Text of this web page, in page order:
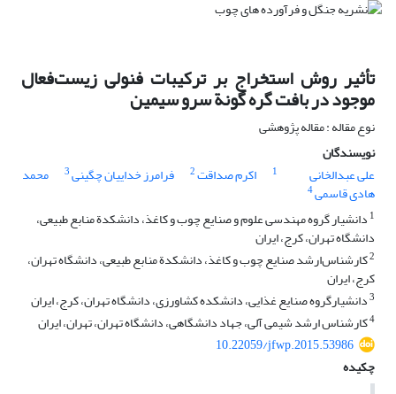
تأثیر روش استخراج بر ترکیبات فنولی زیست‌فعال
موجود در بافت گره گونة سرو سیمین
نوع مقاله : مقاله پژوهشی
نویسندگان
علی عبدالخانی
1 اکرم صداقت2 فرامرز خداییان چگینی3 محمد
هادی قاسمی4
1 دانشیار گروه مهندسی علوم و صنایع چوب و کاغذ، دانشکدة منابع طبیعی،
دانشگاه تهران، کرج، ایران
2کارشناس‌ارشد صنایع چوب و کاغذ، دانشکدة منابع طبیعی، دانشگاه تهران،
کرج، ایران
3دانشیارگروه صنایع غذایی، دانشکده کشاورزی، دانشگاه تهران، کرج، ایران
4کارشناس ارشد شیمی آلی، جهاد دانشگاهی، دانشگاه تهران، تهران، ایران
10.22059/jfwp.2015.53986
چکیده